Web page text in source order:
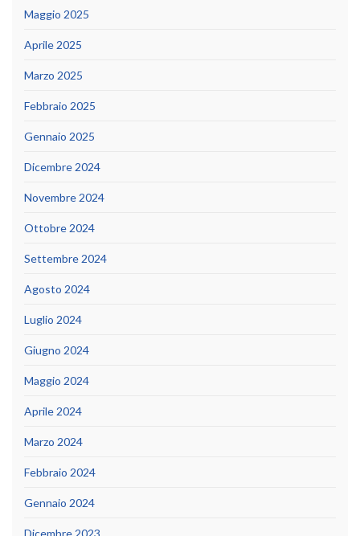
Maggio 2025
Aprile 2025
Marzo 2025
Febbraio 2025
Gennaio 2025
Dicembre 2024
Novembre 2024
Ottobre 2024
Settembre 2024
Agosto 2024
Luglio 2024
Giugno 2024
Maggio 2024
Aprile 2024
Marzo 2024
Febbraio 2024
Gennaio 2024
Dicembre 2023